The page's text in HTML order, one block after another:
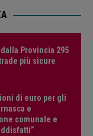
Provincia 295
più sicure
di euro per gli
e
comunale e